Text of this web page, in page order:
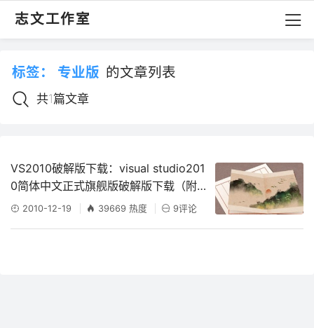
志文工作室
标签： 专业版 的文章列表
共1篇文章
VS2010破解版下载：visual studio201
0简体中文正式旗舰版破解版下载（附序
列号）
2010-12-19 39669 热度 9评论